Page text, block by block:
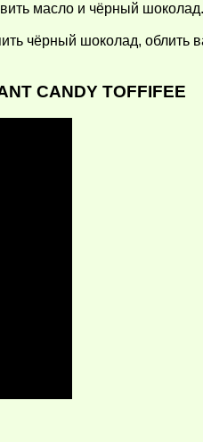
масло и чёрный
чёрный шоколад,
CANDY TOFFIFEE